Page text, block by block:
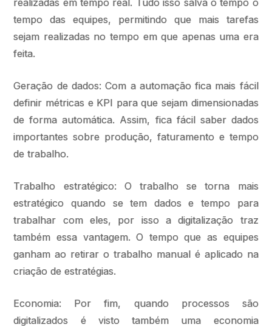
realizadas em tempo real. Tudo isso salva o tempo o
tempo das equipes, permitindo que mais tarefas
sejam realizadas no tempo em que apenas uma era
feita.
Geração de dados: Com a automação fica mais fácil
definir métricas e KPI para que sejam dimensionadas
de forma automática. Assim, fica fácil saber dados
importantes sobre produção, faturamento e tempo
de trabalho.
Trabalho estratégico: O trabalho se torna mais
estratégico quando se tem dados e tempo para
trabalhar com eles, por isso a digitalização traz
também essa vantagem. O tempo que as equipes
ganham ao retirar o trabalho manual é aplicado na
criação de estratégias.
Economia: Por fim, quando processos são
digitalizados é visto também uma economia